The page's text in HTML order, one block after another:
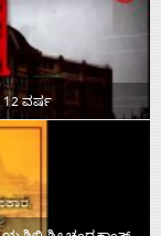
ವರ್ಷ